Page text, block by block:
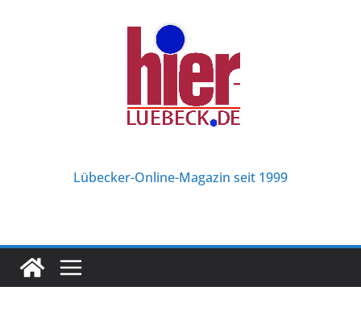
Lübecker-Online-Magazin seit 1999